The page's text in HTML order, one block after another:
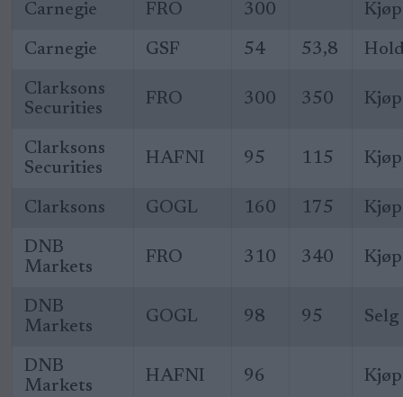
Carnegie FRO 300 Kjøp
Carnegie GSF 54 53,8
Clarksons
Securities
FRO 300 350 Kjøp
Clarksons
Securities
HAFNI 95 115 Kjøp
Clarksons GOGL 160 175 Kjøp
DNB
Markets
FRO 310 340 Kjøp
DNB
Markets
GOGL 98 95 Selg
DNB
Markets
HAFNI 96 Kjøp